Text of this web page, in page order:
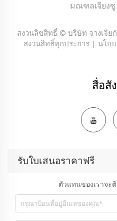
มณฑลเจียงซู
สงวนลิขสิทธิ์ © บริษัท จางเจีย
สงวนสิทธิ์ทุกประการ | นโย
สื่อสั
รับใบเสนอราคาฟรี
ตัวแทนของเราจะ